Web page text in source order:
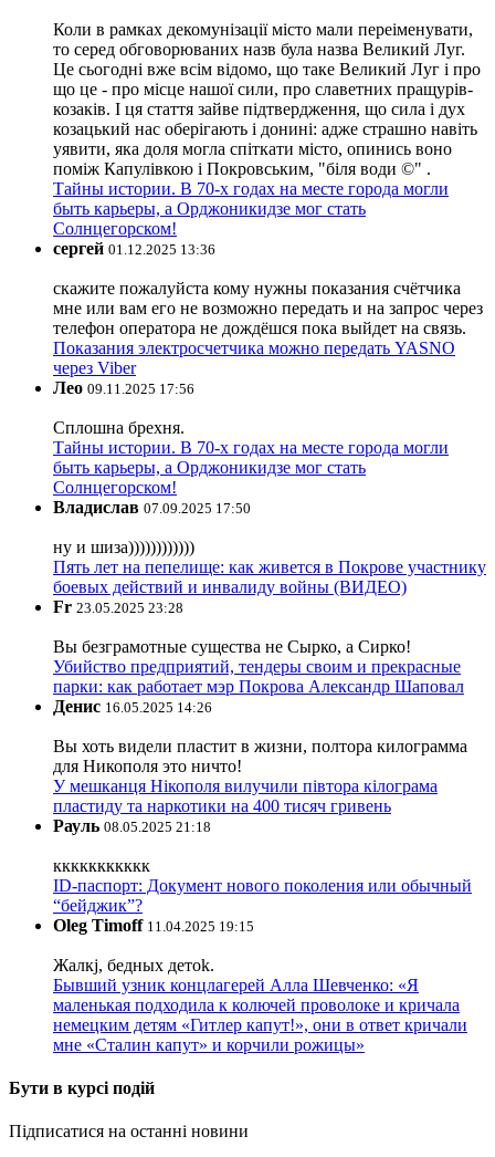
Коли в рамках декомунізації місто мали переіменувати,
то серед обговорюваних назв була назва Великий Луг.
Це сьогодні вже всім відомо, що таке Великий Луг і про
що це - про місце нашої сили, про славетних пращурів-
козаків. І ця стаття зайве підтвердження, що сила і дух
козацький нас оберігають і донині: адже страшно навіть
уявити, яка доля могла спіткати місто, опинись воно
поміж Капулівкою і Покровським, "біля води ©" .
Тайны истории. В 70-х годах на месте города могли
быть карьеры, а Орджоникидзе мог стать
Солнцегорском!
сергей 01.12.2025 13:36
скажите пожалуйста кому нужны показания счётчика
мне или вам его не возможно передать и на запрос через
телефон оператора не дождёшся пока выйдет на связь.
Показания электросчетчика можно передать YASNO
через Viber
Лео 09.11.2025 17:56
Сплошна брехня.
Тайны истории. В 70-х годах на месте города могли
быть карьеры, а Орджоникидзе мог стать
Солнцегорском!
Владислав 07.09.2025 17:50
ну и шиза))))))))))))
Пять лет на пепелище: как живется в Покрове участнику
боевых действий и инвалиду войны (ВИДЕО)
Fr 23.05.2025 23:28
Вы безграмотные существа не Сырко, а Сирко!
Убийство предприятий, тендеры своим и прекрасные
парки: как работает мэр Покрова Александр Шаповал
Денис 16.05.2025 14:26
Вы хоть видели пластит в жизни, полтора килограмма
для Никополя это ничто!
У мешканця Нікополя вилучили півтора кілограма
пластиду та наркотики на 400 тисяч гривень
Рауль 08.05.2025 21:18
ккккккккккк
ID-паспорт: Документ нового поколения или обычный
“бейджик”?
Oleg Timoff 11.04.2025 19:15
Жалкj, бедных детok.
Бывший узник концлагерей Алла Шевченко: «Я
маленькая подходила к колючей проволоке и кричала
немецким детям «Гитлер капут!», они в ответ кричали
мне «Сталин капут» и корчили рожицы»
Бути в курсі подій
Підписатися на останні новини